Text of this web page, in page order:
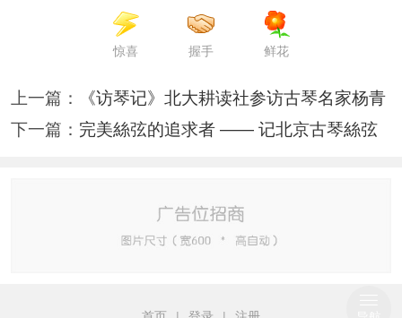
惊喜 握手 鲜花
上一篇：
《访琴记》北大耕读社参访古琴名家杨青
下一篇： 完美絲弦的追求者 —— 记北京古琴絲弦